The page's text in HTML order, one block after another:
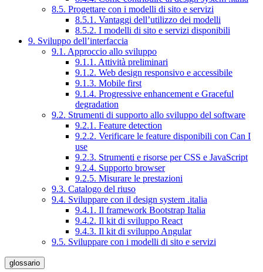
8.5. Progettare con i modelli di sito e servizi
8.5.1. Vantaggi dell’utilizzo dei modelli
8.5.2. I modelli di sito e servizi disponibili
9. Sviluppo dell’interfaccia
9.1. Approccio allo sviluppo
9.1.1. Attività preliminari
9.1.2. Web design responsivo e accessibile
9.1.3. Mobile first
9.1.4. Progressive enhancement e Graceful
degradation
9.2. Strumenti di supporto allo sviluppo del software
9.2.1. Feature detection
9.2.2. Verificare le feature disponibili con Can I
use
9.2.3. Strumenti e risorse per CSS e JavaScript
9.2.4. Supporto browser
9.2.5. Misurare le prestazioni
9.3. Catalogo del riuso
9.4. Sviluppare con il design system .italia
9.4.1. Il framework Bootstrap Italia
9.4.2. Il kit di sviluppo React
9.4.3. Il kit di sviluppo Angular
9.5. Sviluppare con i modelli di sito e servizi
glossario